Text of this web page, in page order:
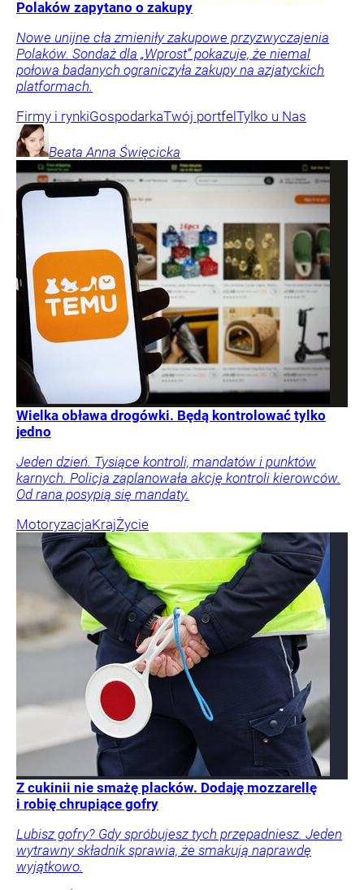
Polaków zapytano o zakupy
Nowe unijne cła zmieniły zakupowe przyzwyczajenia
Polaków. Sondaż dla „Wprost” pokazuje, że niemal
połowa badanych ograniczyła zakupy na azjatyckich
platformach.
Firmy i rynkiGospodarkaTwój portfel Tylko u Nas
Beata Anna Święcicka
Wielka obława drogówki. Będą kontrolować tylko
jedno
Jeden dzień. Tysiące kontroli, mandatów i punktów
karnych. Policja zaplanowała akcję kontroli kierowców.
Od rana posypią się mandaty.
MotoryzacjaKrajŻycie
Z cukinii nie smażę placków. Dodaję mozzarellę
i robię chrupiące gofry
Lubisz gofry? Gdy spróbujesz tych przepadniesz. Jeden
wytrawny składnik sprawia, że smakują naprawdę
wyjątkowo.